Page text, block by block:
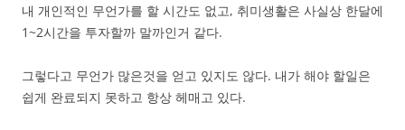
내 개인적인 무언가를 할 시간도 없고, 취미생활은 사실상 한달에
1~2시간을 투자할까 말까인거 같다.
그렇다고 무언가 많은것을 얻고 있지도 않다. 내가 해야 할일은
쉽게 완료되지 못하고 항상 헤매고 있다.